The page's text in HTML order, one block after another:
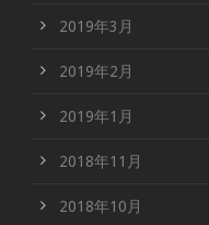
2019年3月
2019年2月
2019年1月
2018年11月
2018年10月